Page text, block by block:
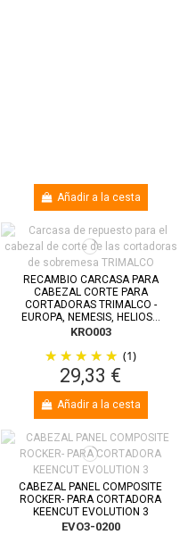
Añadir a la cesta
RECAMBIO CARCASA PARA
CABEZAL CORTE PARA
CORTADORAS TRIMALCO -
EUROPA, NEMESIS, HELIOS...
KRO003
(1)
29,33 €
Añadir a la cesta
CABEZAL PANEL COMPOSITE
ROCKER- PARA CORTADORA
KEENCUT EVOLUTION 3
EVO3-0200